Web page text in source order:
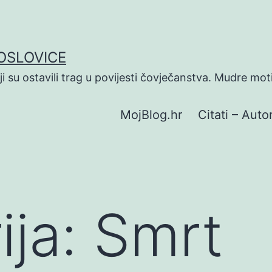
su ostavili trag u povijesti čovječanstva. Mudre
MojBlog.hr Citati –
Smrt